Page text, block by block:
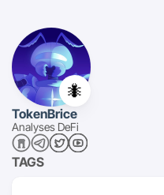
🐜
TokenBrice
Analyses DeFi
TAGS